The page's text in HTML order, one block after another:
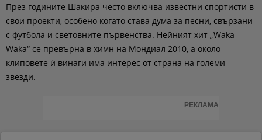
През годините Шакира често включва известни спортисти в
свои проекти, особено когато става дума за песни, свързани
с футбола и световните първенства. Нейният хит „Waka
Waka“ се превърна в химн на Мондиал 2010, а около
клиповете ѝ винаги има интерес от страна на големи
звезди.
РЕКЛАМА